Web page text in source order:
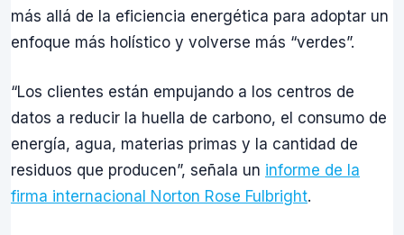
más allá de la eficiencia energética para adoptar un
enfoque más holístico y volverse más “verdes”.
“Los clientes están empujando a los centros de
datos a reducir la huella de carbono, el consumo de
energía, agua, materias primas y la cantidad de
residuos que producen”, señala un informe de la
firma internacional Norton Rose Fulbright.